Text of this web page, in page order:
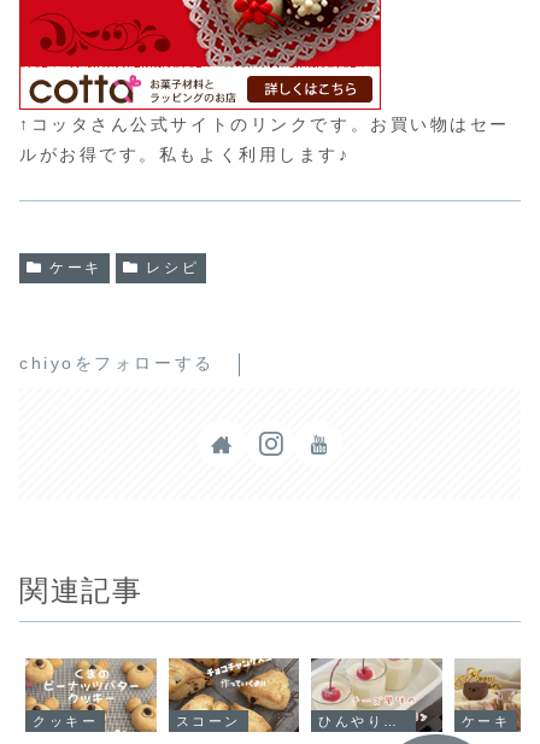
↑コッタさん公式サイトのリンクです。お買い物はセー
ルがお得です。私もよく利用します♪
ケーキ レシピ
chiyoをフォローする
関連記事
クッキー スコーン ケーキ